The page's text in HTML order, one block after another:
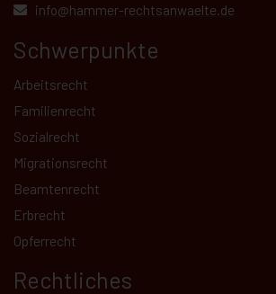
info@hammer-rechtsanwaelte.de
Schwerpunkte
Arbeitsrecht
Familienrecht
Sozialrecht
Migrationsrecht
Beamtenrecht
Erbrecht
Opferrecht
Rechtliches